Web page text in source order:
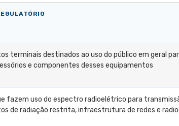
terminais destinados ao uso do público em geral
e componentes desses equipamentos
fazem uso do espectro radioelétrico para
de radiação restrita, infraestrutura de redes e